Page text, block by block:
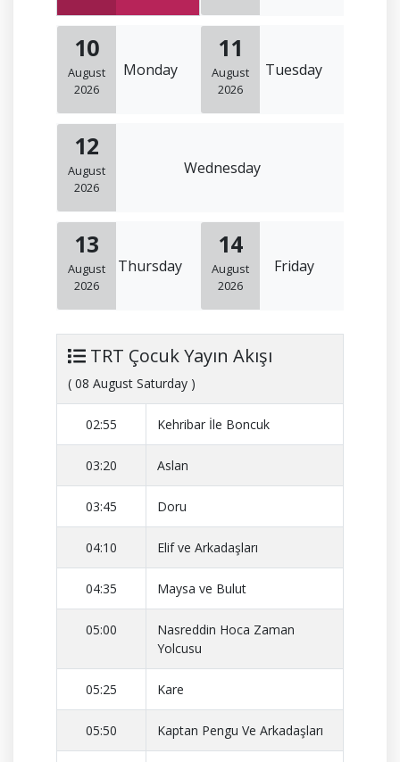
10
August
2026
Monday
11
August
2026
Tuesday
12
August
2026
Wednesday
13
August
2026
Thursday
14
August
2026
Friday
TRT Çocuk Yayın Akışı
( 08 August Saturday )
02:55 Kehribar İle Boncuk
03:20 Aslan
03:45 Doru
04:10 Elif ve Arkadaşları
04:35 Maysa ve Bulut
05:00
Nasreddin Hoca Zaman
Yolcusu
05:25 Kare
05:50 Kaptan Pengu Ve Arkadaşları